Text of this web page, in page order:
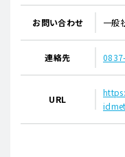
お問い合わせ 一般
連絡先
URL